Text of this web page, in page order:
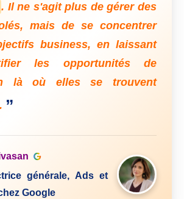
. Il ne s'agit plus de gérer des
mais de se concentrer
business, en laissant
les opportunités de
là où elles se trouvent
”
générale, Ads et
Google